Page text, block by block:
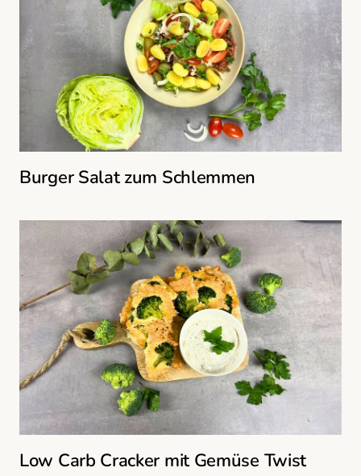
Burger Salat zum Schlemmen
Low Carb Cracker mit Gemüse Twist